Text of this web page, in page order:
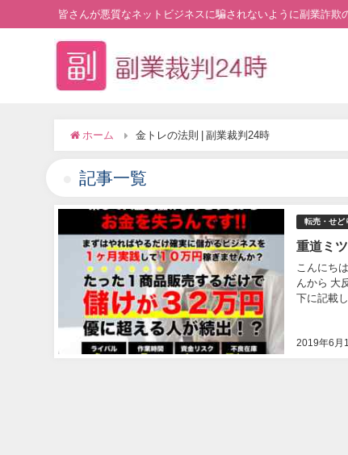
皆さんが悪質なネットビジネスに騙されないように副業詐欺
ホーム 金トレの法則 | 副業裁判24時
記事一覧
転売・せど
重道ミ
2019年6月
こんにち
んから 大
下に記載